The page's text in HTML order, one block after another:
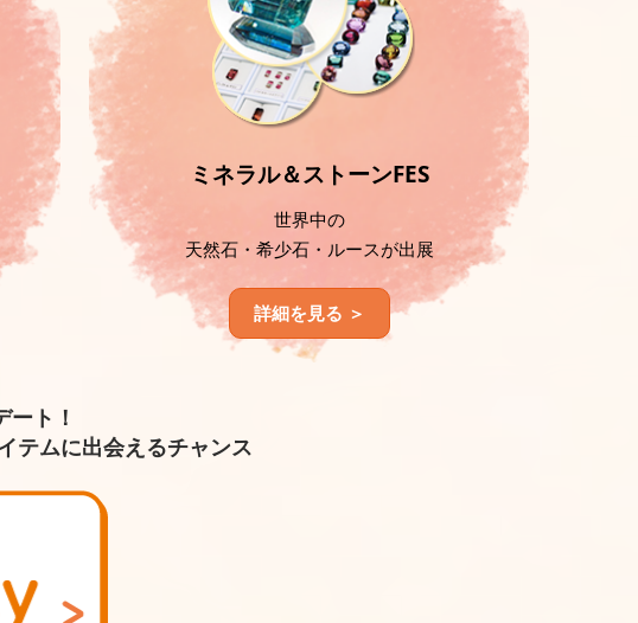
ミネラル＆ストーンFES
世界中の
天然石・希少石・ルースが出展
詳細を見る ＞
ト！
テムに出会えるチャンス